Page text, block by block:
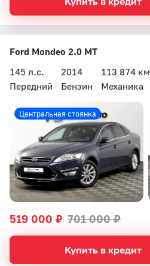
Ford Mondeo 2.0 MT
145 л.с.
2014
113 874 км
Передний
Бензин Механика
519 000 ₽ 701 000 ₽
Центральная стоянка
Купить в кредит